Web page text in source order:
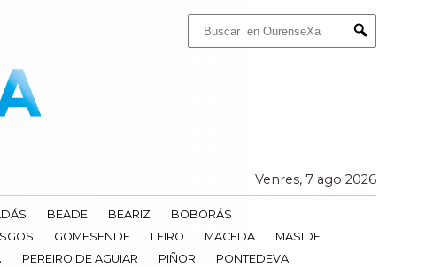
Submit
Venres, 7 ago 2026
BEADE BEARIZ
BOBORÁS
GOMESENDE LEIRO MACEDA
MASIDE
PEREIRO DE AGUIAR PIÑOR
PONTEDEVA